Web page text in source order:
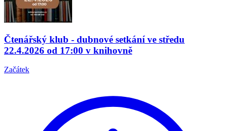
Čtenářský klub - dubnové setkání ve středu
22.4.2026 od 17:00 v knihovně
Začátek